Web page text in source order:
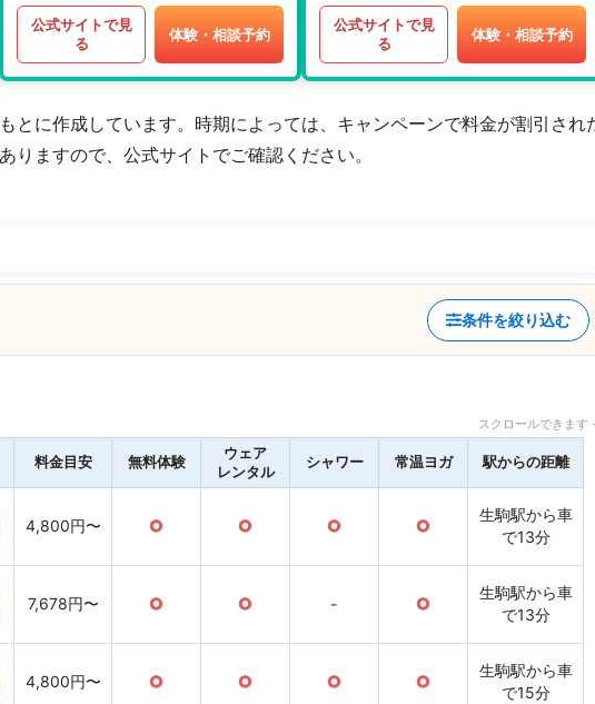
公式サイトで見
る
体験・相談予約
公式サイトで見
る
体験・相談予約
とに作成しています。時期によっては、キャンペーンで料金が割引され
りますので、公式サイトでご確認ください。
条件を絞り込む
スクロールできま
料金目安 無料体験
ウェア
レンタル
シャワー 常温ヨガ 駅からの距離
4,800円〜 ○ ○ ○ ○
生駒駅から車
で13分
7,678円〜 ○ ○ - ○
生駒駅から車
で13分
4,800円〜 ○ ○ ○ ○
生駒駅から車
で15分